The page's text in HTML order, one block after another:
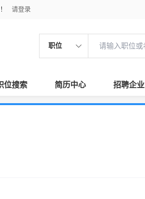
请登录
职位
位搜索 简历中心 招聘企业